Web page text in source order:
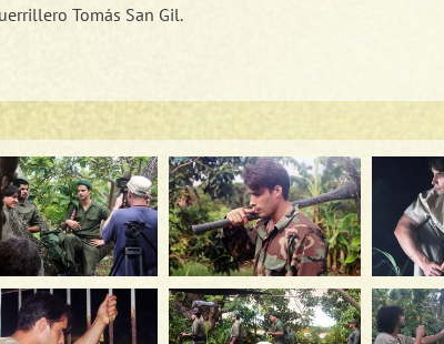
Tomás San Gil.